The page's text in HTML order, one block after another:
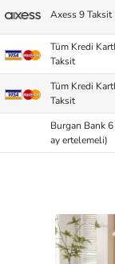
Axess 9 Taksit
Tüm Kredi
Taksit
Tüm Kredi
Taksit
Burgan Bank
ay ertelemeli)